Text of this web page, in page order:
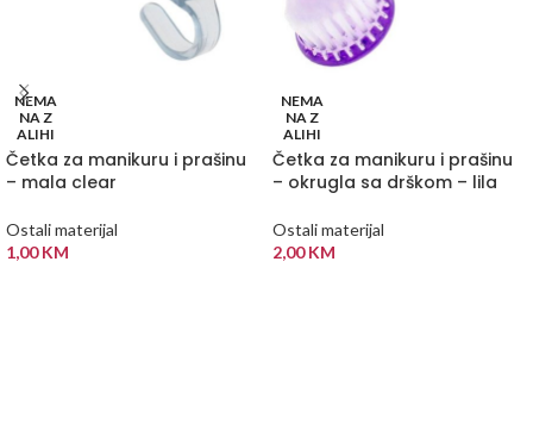
NEMA
NA Z
ALIHI
Četka za manikuru i prašinu
– mala clear
Ostali materijal
1,00KM
NEMA
NA Z
ALIHI
Četka za manikuru i prašinu
– okrugla sa drškom – lila
Ostali materijal
2,00KM